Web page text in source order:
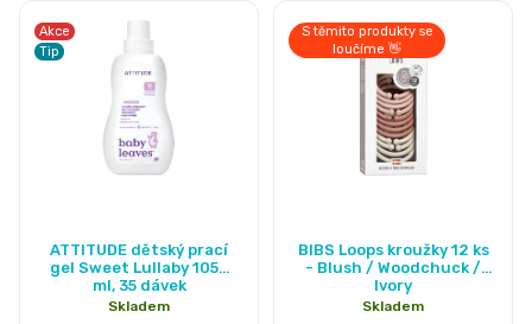
Akce
Tip
ATTITUDE dětský prací
gel Sweet Lullaby 1050
ml, 35 dávek
hodnocení
produktu
Skladem
S těmito produkty se
loučíme 👋
BIBS Loops kroužky 12 ks
- Blush / Woodchuck /
Ivory
hodnocení
produktu
Skladem